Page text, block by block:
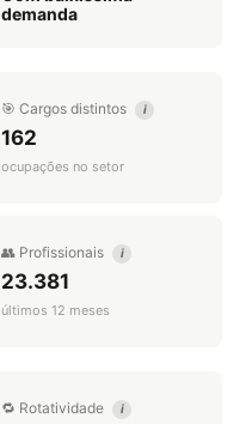
demanda
🎯 Cargos distintos i
162
ocupações no setor
👥 Profissionais i
23.381
últimos 12 meses
🔁 Rotatividade i